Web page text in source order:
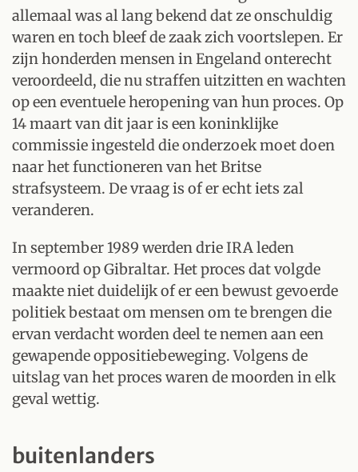
allemaal was al lang bekend dat ze onschuldig
waren en toch bleef de zaak zich voortslepen. Er
zijn honderden mensen in Engeland onterecht
veroordeeld, die nu straffen uitzitten en wachten
op een eventuele heropening van hun proces. Op
14 maart van dit jaar is een koninklijke
commissie ingesteld die onderzoek moet doen
naar het functioneren van het Britse
strafsysteem. De vraag is of er echt iets zal
veranderen.
In september 1989 werden drie IRA leden
vermoord op Gibraltar. Het proces dat volgde
maakte niet duidelijk of er een bewust gevoerde
politiek bestaat om mensen om te brengen die
ervan verdacht worden deel te nemen aan een
gewapende oppositiebeweging. Volgens de
uitslag van het proces waren de moorden in elk
geval wettig.
buitenlanders